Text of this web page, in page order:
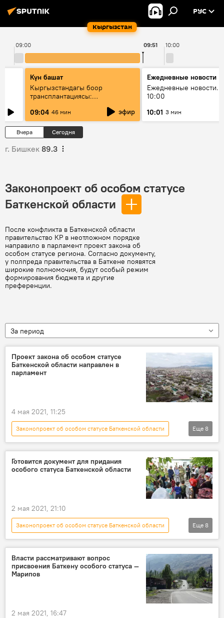
Кыргызстан
РУС
09:00 10:00
09:51
Күн башат
Кыргызстандагы боор
трансплантациясы:
жетишкендиктер жана өнүгүү
келечеги
09:04 46 мин эфир
Ежедневные новости
Ежедневные новости.
10:00
10:01 3 мин
Вчера Сегодня
г. Бишкек 89.3
Законопроект об особом статусе
Баткенской области
После конфликта в Баткенской области
правительство КР в неотложном порядке
направило в парламент проект закона об
особом статусе региона. Согласно документу,
у полпреда правительства в Баткене появятся
широкие полномочия, будут особый режим
формирования бюджета и другие
преференции.
За период
Проект закона об особом статусе
Баткенской области направлен в
парламент
4 мая 2021, 11:25
Законопроект об особом статусе Баткенской области
Новости
Общество
Кыргызстан
Политика
Баткенская область
статус
проект Жогорку Кенеш
Еще 8
Готовится документ для придания
особого статуса Баткенской области
2 мая 2021, 21:10
Законопроект об особом статусе Баткенской области
Конфликт на границе с Таджикистаном
Кыргызстан
Политика
Баткен
статус
Еще 8
Власти рассматривают вопрос
присвоения Баткену особого статуса —
Марипов
2 мая 2021, 16:47